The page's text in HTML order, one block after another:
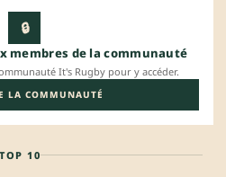
🔒
membres de la communauté
It's Rugby pour y accéder.
LA COMMUNAUTÉ
10